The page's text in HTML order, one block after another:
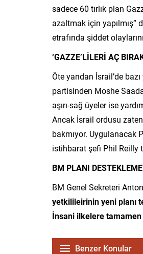
sadece 60 tırlık plan
azaltmak için yapılmış”
etrafında şiddet
‘GAZZE’LİLERİ AÇ
Öte yandan İsrail’de
partisinden Moshe
aşırı-sağ üyeler ise
Ancak İsrail ordusu
bakmıyor. Uygulanacak
istihbarat şefi Phil Reilly
BM PLANI
BM Genel Sekreteri
yetkilileirinin yeni planı
İnsani ilkelere tamamen
Benzer Konular